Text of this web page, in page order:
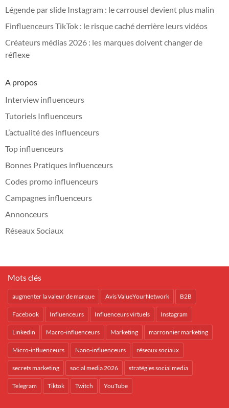
Légende par slide Instagram : le carrousel devient plus malin
Finfluenceurs TikTok : le risque caché derrière leurs vidéos
Créateurs médias 2026 : les marques doivent changer de
réflexe
A propos
Interview influenceurs
Tutoriels Influenceurs
L’actualité des influenceurs
Top influenceurs
Bonnes Pratiques influenceurs
Codes promo influenceurs
Campagnes influenceurs
Annonceurs
Réseaux Sociaux
Mots clés
augmenter la valeur de marque Avis ValueYourNetwork B2B
Facebook Influenceurs Influenceurs virtuels Instagram
Linkedin Macro-influenceurs Marketing marronnier marketing
Micro-influenceurs Nano-influenceurs réseaux sociaux
secrets marketing social media 2026 stratégies social media
Telegram Tiktok Twitch YouTube